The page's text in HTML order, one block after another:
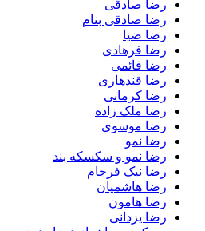
رضا صادقی
رضا صادقی بنام
رضا ضیا
رضا فرهادی
رضا قائمی
رضا قندهاری
رضا کرمانی
رضا ملک زاده
رضا موسوی
رضا نمو
رضا نمو و سکسکه بند
رضا نیک فرجام
رضا هاشمیان
رضا هامون
رضا یزدانی